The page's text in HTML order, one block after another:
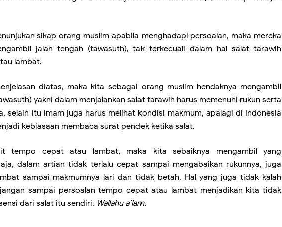
sikap orang muslim apabila menghadapi persoalan, maka mereka
jalan tengah (tawasuth), tak terkecuali dalam hal salat tarawih
lambat.
diatas, maka kita sebagai orang muslim hendaknya mengambil
yakni dalam menjalankan salat tarawih harus memenuhi rukun serta
selain itu imam juga harus melihat kondisi makmum, apalagi di Indonesia
kebiasaan membaca surat pendek ketika salat.
tempo cepat atau lambat, maka kita sebaiknya mengambil yang
dalam artian tidak terlalu cepat sampai mengabaikan rukunnya, juga
sampai makmumnya lari dan tidak betah. Hal yang juga tidak kalah
sampai persoalan tempo cepat atau lambat menjadikan kita tidak
dari salat itu sendiri. Wallahu a’lam.